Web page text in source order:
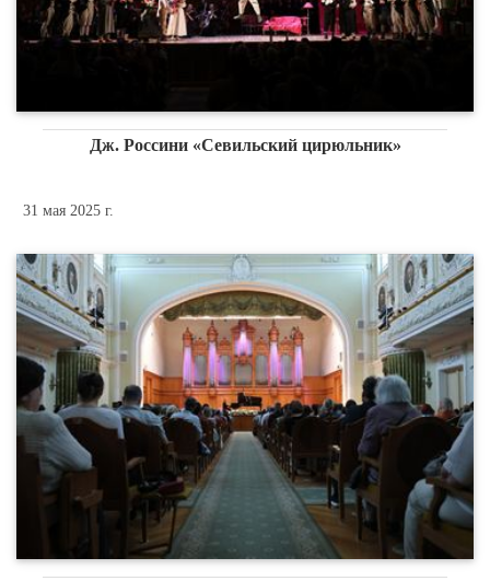
Дж. Россини «Севильский цирюльник»
31 мая 2025 г.